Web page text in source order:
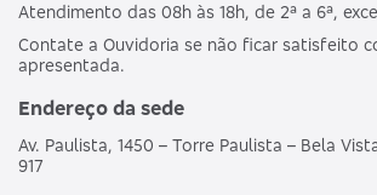
Atendimento das 08h às 18h, de 2ª a 6ª,
Contate a Ouvidoria se não ficar satisfeito
apresentada.
Endereço da sede
Av. Paulista, 1450 – Torre Paulista – Bela
917